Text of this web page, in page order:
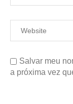
Salvar meu
a próxima vez